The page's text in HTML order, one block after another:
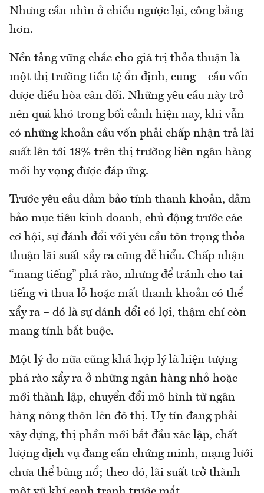
Nhưng cần nhìn ở chiều ngược lại, công bằng
hơn.
Nền tảng vững chắc cho giá trị thỏa thuận là
một thị trường tiền tệ ổn định, cung – cầu vốn
được điều hòa cân đối. Những yêu cầu này trở
nên quá khó trong bối cảnh hiện nay, khi vẫn
có những khoản cầu vốn phải chấp nhận trả lãi
suất lên tới 18% trên thị trường liên ngân hàng
mới hy vọng được đáp ứng.
Trước yêu cầu đảm bảo tính thanh khoản, đảm
bảo mục tiêu kinh doanh, chủ động trước các
cơ hội, sự đánh đổi với yêu cầu tôn trọng thỏa
thuận lãi suất xẩy ra cũng dễ hiểu. Chấp nhận
“mang tiếng” phá rào, nhưng để tránh cho tai
tiếng vì thua lỗ hoặc mất thanh khoản có thể
xẩy ra – đó là sự đánh đổi có lợi, thậm chí còn
mang tính bắt buộc.
Một lý do nữa cũng khá hợp lý là hiện tượng
phá rào xẩy ra ở những ngân hàng nhỏ hoặc
mới thành lập, chuyển đổi mô hình từ ngân
hàng nông thôn lên đô thị. Uy tín đang phải
xây dựng, thị phần mới bắt đầu xác lập, chất
lượng dịch vụ đang cần chứng minh, mạng lưới
chưa thể bùng nổ; theo đó, lãi suất trở thành